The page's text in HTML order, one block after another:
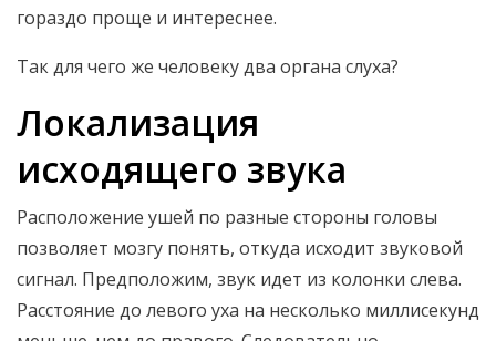
гораздо проще и интереснее.
Так для чего же человеку два органа слуха?
Локализация
исходящего звука
Расположение ушей по разные стороны головы
позволяет мозгу понять, откуда исходит звуковой
сигнал. Предположим, звук идет из колонки слева.
Расстояние до левого уха на несколько миллисекунд